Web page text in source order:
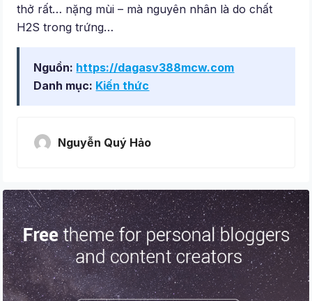
thở rất… nặng mùi – mà nguyên nhân là do chất
H2S trong trứng…
Nguồn: https://dagasv388mcw.com
Danh mục: Kiến thức
Nguyễn Quý Hảo